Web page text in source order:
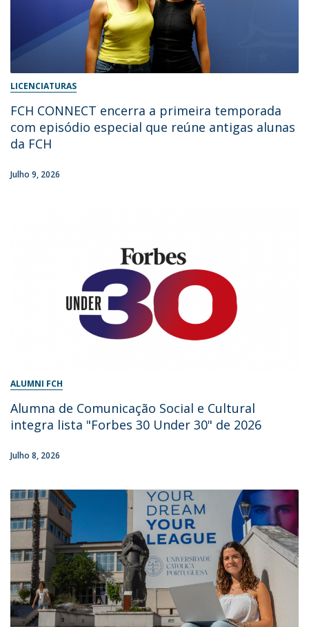
LICENCIATURAS
FCH CONNECT encerra a primeira temporada
com episódio especial que reúne antigas alunas
da FCH
Julho 9, 2026
ALUMNI FCH
Alumna de Comunicação Social e Cultural
integra lista "Forbes 30 Under 30" de 2026
Julho 8, 2026